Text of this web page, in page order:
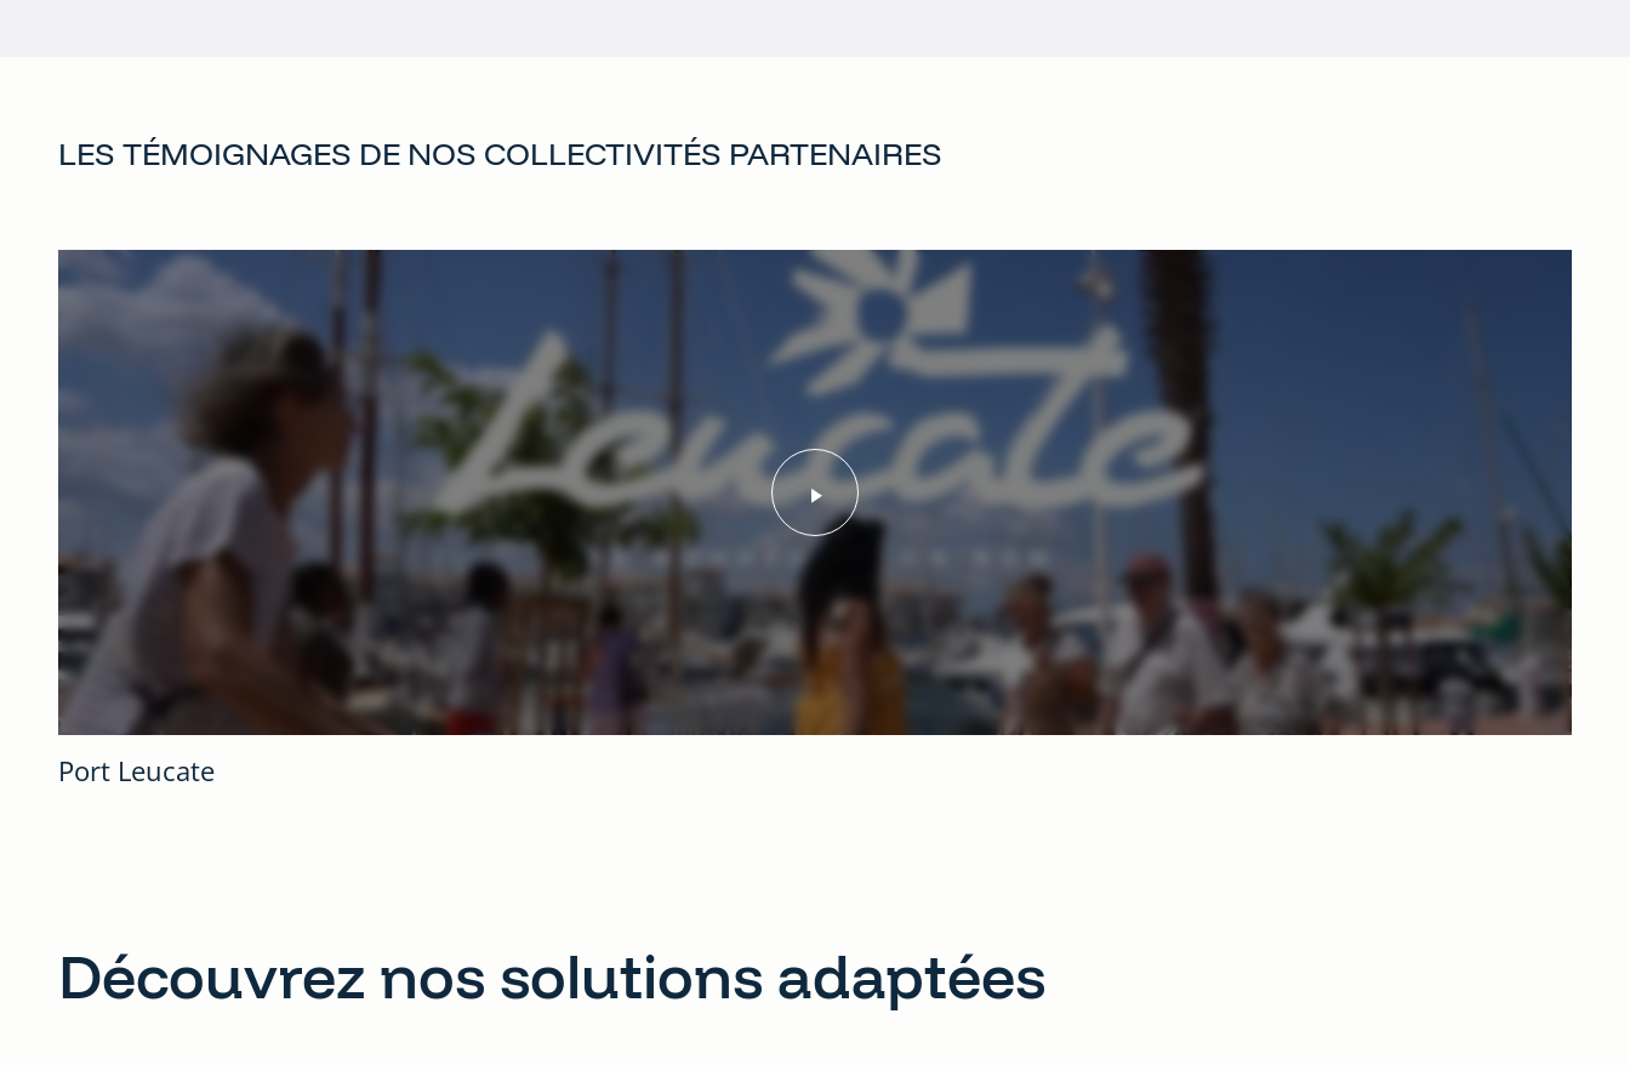
LES TÉMOIGNAGES DE NOS COLLECTIVITÉS PARTENAIRES
Lancer la vidéo - Port Leucate
Port Leucate
Découvrez nos solutions adaptées